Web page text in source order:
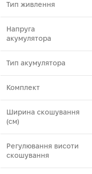
Тип живлення
Напруга
акумулятора
Тип акумулятора
Комплект
Ширина скошування
(см)
Регулювання висоти
скошування